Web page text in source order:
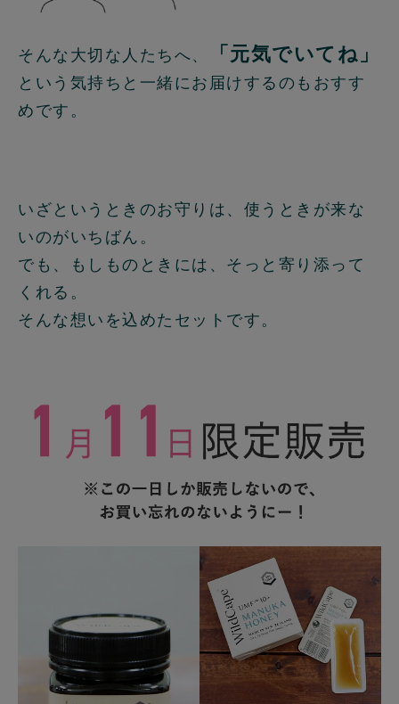
そんな大切な人たちへ、 「元気でいてね」
という気持ちと一緒にお届けするのもおすす
めです。
いざというときのお守りは、使うときが来な
いのがいちばん。
でも、もしものときには、そっと寄り添って
くれる。
そんな想いを込めたセットです。